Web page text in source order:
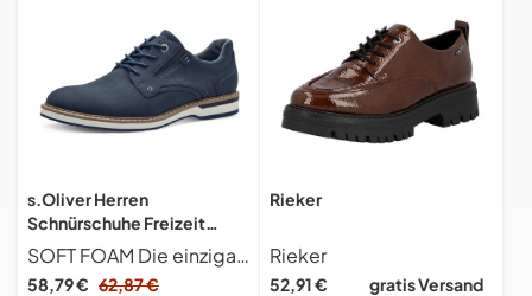
s.Oliver Herren
Schnürschuhe Freizeit
Elegant, Blau (Navy), 44 EU SOFT FOAM Die einzigartige Sohle macht das Laufen so bequem wie nie zuvor. Eine sanfte Schaumschicht zwischen Deck- und Brandsohle, die sich perfekt an die Fußform anpasst, sorgt für ein optimales Trageerlebnis den ganzen Tag über.
58,79 € 62,87 €
Rieker
Rieker
52,91 € gratis Versand